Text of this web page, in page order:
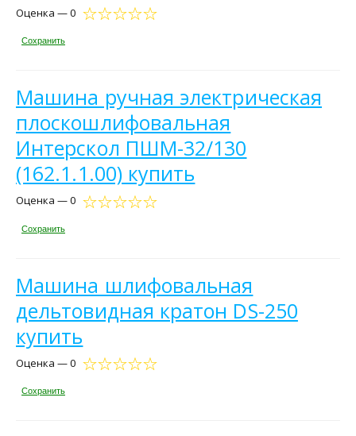
Оценка — 0
Сохранить
Машина ручная электрическая
плоскошлифовальная
Интерскол ПШМ-32/130
(162.1.1.00) купить
Оценка — 0
Сохранить
Машина шлифовальная
дельтовидная кратон DS-250
купить
Оценка — 0
Сохранить